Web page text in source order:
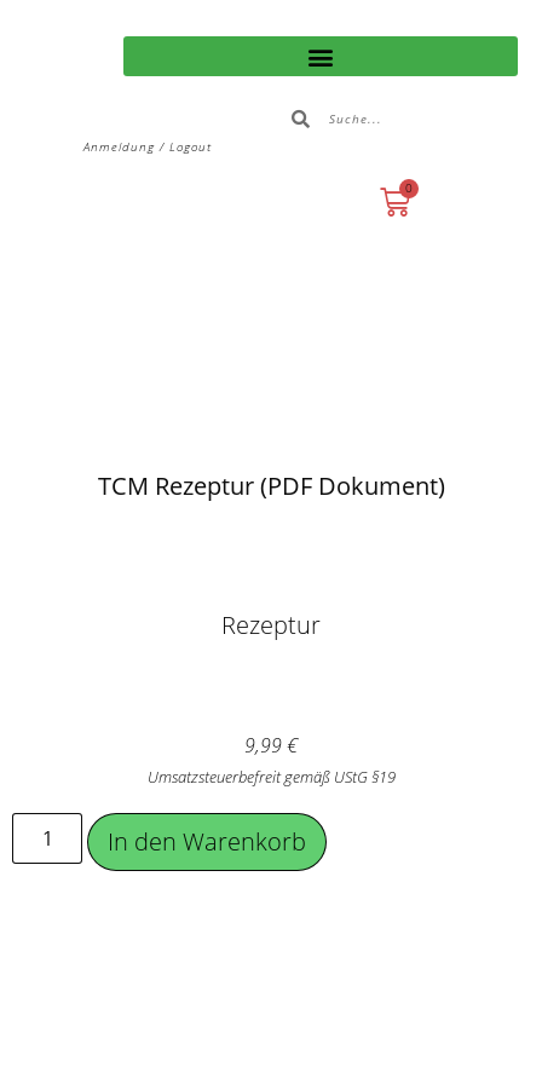
Anmeldung / Logout
0
TCM Rezeptur (PDF Dokument)
Rezeptur
9,99€
Umsatzsteuerbefreit gemäß UStG §19
In den Warenkorb